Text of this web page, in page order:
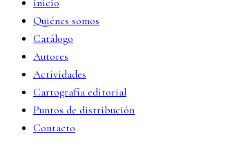
Quiénes somos
Catálogo
Autores
Actividades
Cartografía editorial
Puntos de distribución
Contacto